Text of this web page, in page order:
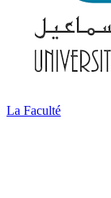
La Faculté